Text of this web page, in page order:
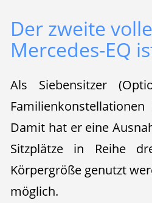
Der zweite
Mercedes-EQ
Als Siebensitzer
Damit hat er eine
Sitzplätze in Reihe
Körpergröße genutzt
möglich.